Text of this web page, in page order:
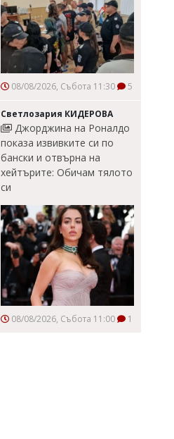
08/08/2026, Събота 11:30 5
Светлозария КИДЕРОВА
Джорджина на Роналдо
показа извивките си по
бански и отвърна на
хейтърите: Обичам тялото
си
08/08/2026, Събота 11:00 1